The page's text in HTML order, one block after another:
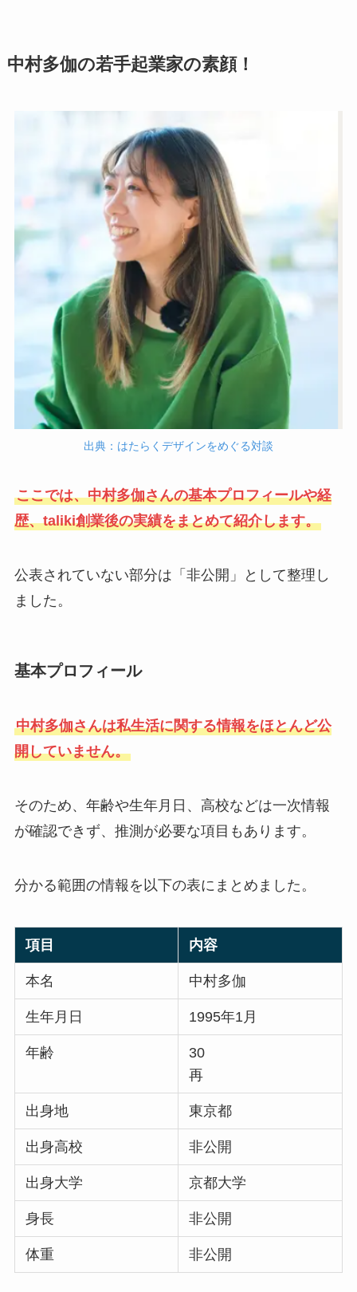
中村多伽の若手起業家の素顔！
出典：はたらくデザインをめぐる対談
ここでは、中村多伽さんの基本プロフィールや経
歴、taliki創業後の実績をまとめて紹介します。
公表されていない部分は「非公開」として整理し
ました。
基本プロフィール
中村多伽さんは私生活に関する情報をほとんど公
開していません。
そのため、年齢や生年月日、高校などは一次情報
が確認できず、推測が必要な項目もあります。
分かる範囲の情報を以下の表にまとめました。
項目 内容
本名 中村多伽
生年月日 1995年1月
年齢
30
再
出身地 東京都
出身高校 非公開
出身大学 京都大学
身長 非公開
体重 非公開